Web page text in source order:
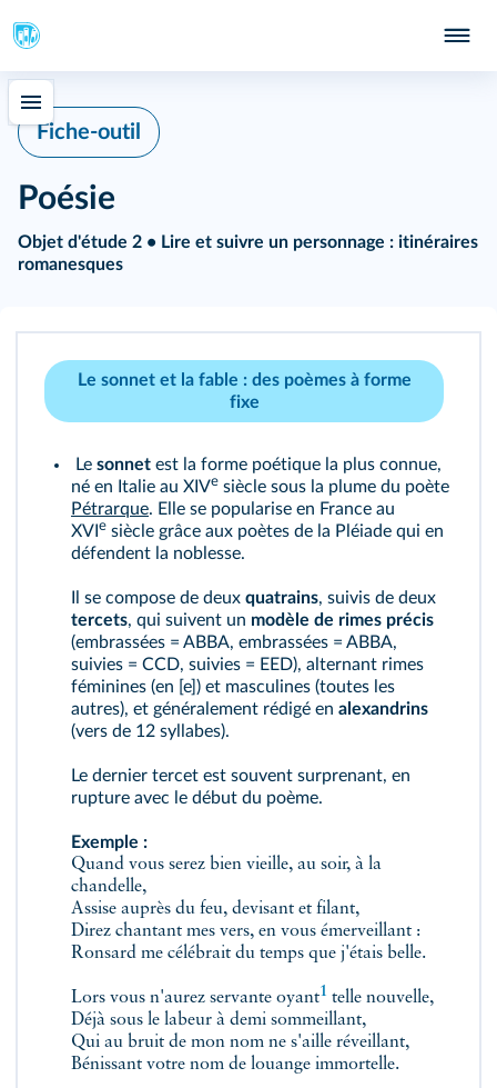
Fiche-outil
Poésie
Objet d'étude 2 • Lire et suivre un personnage : itinéraires
romanesques
Le sonnet et la fable : des poèmes à forme
fixe
Le sonnet est la forme poétique la plus connue,
né en Italie au XIVe siècle sous la plume du poète
Pétrarque. Elle se popularise en France au
XVI e siècle grâce aux poètes de la Pléiade qui en
défendent la noblesse.
Il se compose de deux quatrains, suivis de deux
tercets, qui suivent un modèle de rimes précis
(embrassées = ABBA, embrassées = ABBA,
suivies = CCD, suivies = EED), alternant rimes
féminines (en [e]) et masculines (toutes les
autres), et généralement rédigé en alexandrins
(vers de 12 syllabes).
Le dernier tercet est souvent surprenant, en
rupture avec le début du poème.
Exemple :
Quand vous serez bien vieille, au soir, à la
chandelle,
Assise auprès du feu, devisant et filant,
Direz chantant mes vers, en vous émerveillant :
Ronsard me célébrait du temps que j'étais belle.
Lors vous n'aurez servante oyant1 telle nouvelle,
Déjà sous le labeur à demi sommeillant,
Qui au bruit de mon nom ne s'aille réveillant,
Bénissant votre nom de louange immortelle.